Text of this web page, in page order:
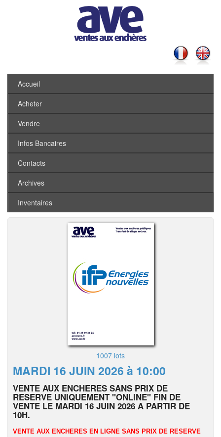
Accueil
Acheter
Vendre
Infos Bancaires
Contacts
Archives
Inventaires
1007 lots
MARDI 16 JUIN 2026 à 10:00
VENTE AUX ENCHERES SANS PRIX DE
RESERVE UNIQUEMENT "ONLINE" FIN DE
VENTE LE MARDI 16 JUIN 2026 A PARTIR DE
10H.
VENTE AUX ENCHERES EN LIGNE SANS PRIX DE RESERVE